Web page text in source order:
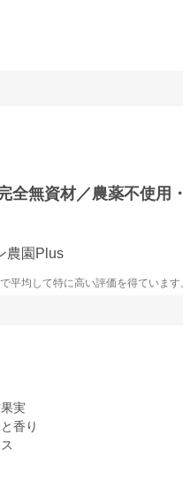
全無資材／農薬不使用
農園Plus
平均して特に高い評価を得ています
実
香り